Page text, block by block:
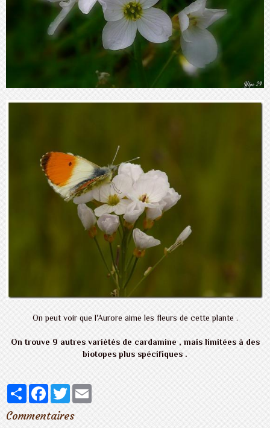
On peut voir que l'Aurore aime les fleurs de cette plante .
On trouve 9 autres variétés de cardamine , mais limitées à des
biotopes plus spécifiques .
PartagerFacebook
TwitterEmail
Commentaires